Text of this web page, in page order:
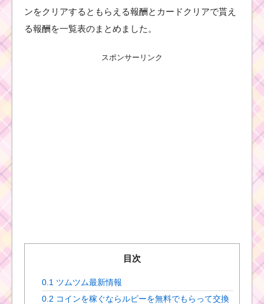
ンをクリアするともらえる報酬とカードクリアで貰え
る報酬を一覧表のまとめました。
スポンサーリンク
目次
0.1 ツムツム最新情報
0.2 コインを稼ぐならルビーを無料でもらって交換